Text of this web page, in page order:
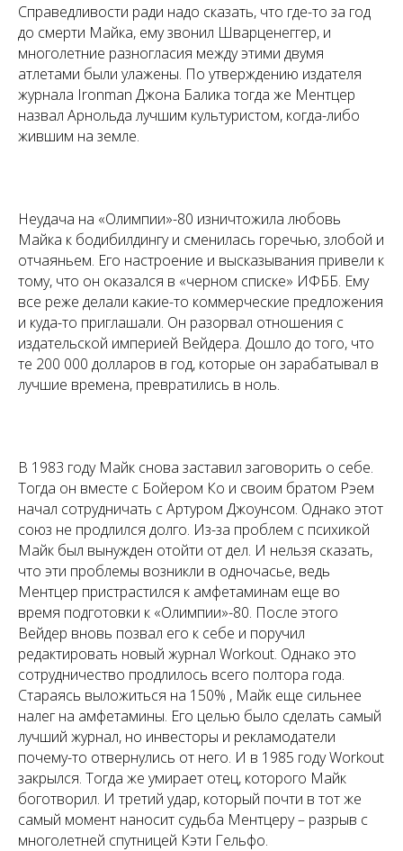
Справедливости ради надо сказать, что где-то за год
до смерти Майка, ему звонил Шварценеггер, и
многолетние разногласия между этими двумя
атлетами были улажены. По утверждению издателя
журнала Ironman Джона Балика тогда же Ментцер
назвал Арнольда лучшим культуристом, когда-либо
жившим на земле.
Неудача на «Олимпии»-80 изничтожила любовь
Майка к бодибилдингу и сменилась горечью, злобой и
отчаяньем. Его настроение и высказывания привели к
тому, что он оказался в «черном списке» ИФББ. Ему
все реже делали какие-то коммерческие предложения
и куда-то приглашали. Он разорвал отношения с
издательской империей Вейдера. Дошло до того, что
те 200 000 долларов в год, которые он зарабатывал в
лучшие времена, превратились в ноль.
В 1983 году Майк снова заставил заговорить о себе.
Тогда он вместе с Бойером Ко и своим братом Рэем
начал сотрудничать с Артуром Джоунсом. Однако этот
союз не продлился долго. Из-за проблем с психикой
Майк был вынужден отойти от дел. И нельзя сказать,
что эти проблемы возникли в одночасье, ведь
Ментцер пристрастился к амфетаминам еще во
время подготовки к «Олимпии»-80. После этого
Вейдер вновь позвал его к себе и поручил
редактировать новый журнал Workout. Однако это
сотрудничество продлилось всего полтора года.
Стараясь выложиться на 150% , Майк еще сильнее
налег на амфетамины. Его целью было сделать самый
лучший журнал, но инвесторы и рекламодатели
почему-то отвернулись от него. И в 1985 году Workout
закрылся. Тогда же умирает отец, которого Майк
боготворил. И третий удар, который почти в тот же
самый момент наносит судьба Ментцеру – разрыв с
многолетней спутницей Кэти Гельфо.